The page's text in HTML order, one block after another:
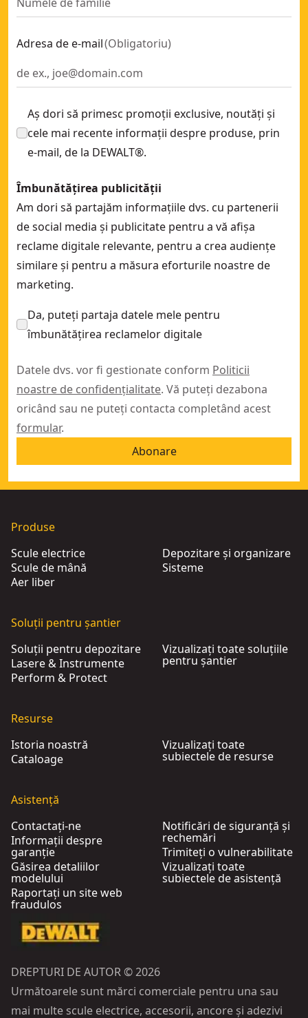
Adresa de e-mail(Obligatoriu)
Aș dori să primesc promoții exclusive, noutăți și
cele mai recente informații despre produse, prin
e-mail, de la DEWALT®.
Îmbunătățirea publicității
Am dori să partajăm informațiile dvs. cu partenerii
de social media și publicitate pentru a vă afișa
reclame digitale relevante, pentru a crea audiențe
similare și pentru a măsura eforturile noastre de
marketing.
Da, puteți partaja datele mele pentru
îmbunătățirea reclamelor digitale
Datele dvs. vor fi gestionate conform Politicii
noastre de confidențialitate. Vă puteți dezabona
oricând sau ne puteți contacta completând acest
formular.
Abonare
Produse
Scule electrice
Scule de mână
Aer liber
Depozitare și organizare
Sisteme
Soluții pentru șantier
Soluții pentru depozitare
Lasere & Instrumente
Perform & Protect
Vizualizați toate soluțiile
pentru șantier
Resurse
Istoria noastră
Cataloage
Vizualizați toate
subiectele de resurse
Asistență
Contactați-ne
Informații despre
garanție
Găsirea detaliilor
modelului
Raportați un site web
fraudulos
Notificări de siguranță și
rechemări
Trimiteți o vulnerabilitate
Vizualizați toate
subiectele de asistență
DREPTURI DE AUTOR © 2026
Următoarele sunt mărci comerciale pentru una sau
mai multe scule electrice, accesorii, ancore și adezivi